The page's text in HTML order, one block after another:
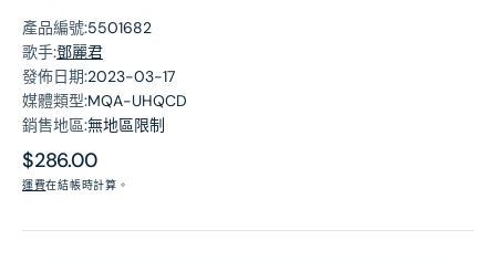
產品編號:5501682
歌手:鄧麗君
發佈日期:2023-03-17
媒體類型:MQA-UHQCD
銷售地區:無地區限制
原
價
$286.00
運費在結帳時計算。